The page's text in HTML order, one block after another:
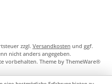
zzgl. Versandkosten und ggf.
nicht anders angegeben.
vorbehalten. Theme by ThemeWare®